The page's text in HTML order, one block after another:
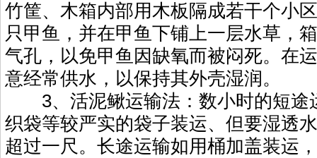
竹筐、木箱内部用木板隔成若干个小
只甲鱼，并在甲鱼下铺上一层水草，
气孔，以免甲鱼因缺氧而被闷死。在
意经常供水，以保持其外壳湿润。
3、活泥鳅运输法：数小时的短途
织袋等较严实的袋子装运、但要湿透
超过一尺。长途运输如用桶加盖装运